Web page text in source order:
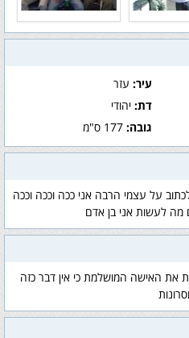
עיר:עזר
דת:יהודי
גובה:177 ס"מ
לכתוב על עצמי הרבה אני ככה וככה וככה
מה לעשות אני בן אדם
את האישה המושלמת כי אין דבר כזה